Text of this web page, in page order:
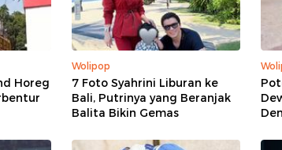
Horeg
Wolipop
7 Foto Syahrini Liburan ke
Bali, Putrinya yang Beranjak
Balita Bikin Gemas